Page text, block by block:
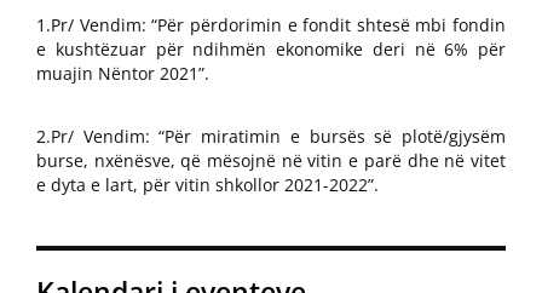
1.Pr/ Vendim: “Për përdorimin e fondit shtesë mbi fondin
e kushtëzuar për ndihmën ekonomike deri në 6% për
muajin Nëntor 2021”.
2.Pr/ Vendim: “Për miratimin e bursës së plotë/gjysëm
burse, nxënësve, që mësojnë në vitin e parë dhe në vitet
e dyta e lart, për vitin shkollor 2021-2022”.